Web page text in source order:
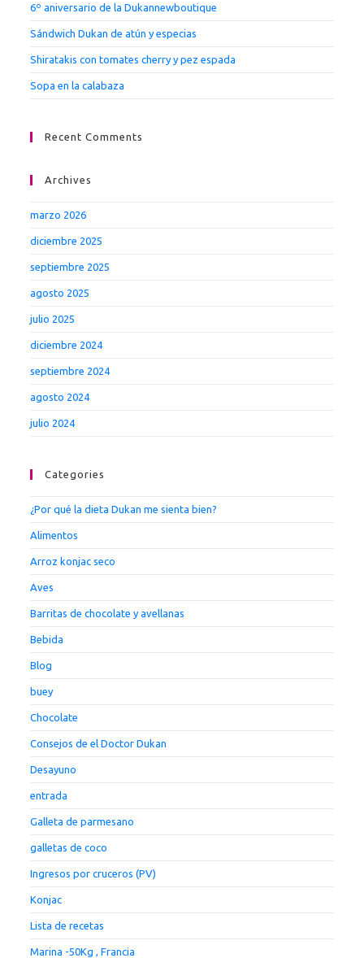
6º aniversario de la Dukannewboutique
Sándwich Dukan de atún y especias
Shiratakis con tomates cherry y pez espada
Sopa en la calabaza
Recent Comments
Archives
marzo 2026
diciembre 2025
septiembre 2025
agosto 2025
julio 2025
diciembre 2024
septiembre 2024
agosto 2024
julio 2024
Categories
¿Por qué la dieta Dukan me sienta bien?
Alimentos
Arroz konjac seco
Aves
Barritas de chocolate y avellanas
Bebida
Blog
buey
Chocolate
Consejos de el Doctor Dukan
Desayuno
entrada
Galleta de parmesano
galletas de coco
Ingresos por cruceros (PV)
Konjac
Lista de recetas
Marina -50Kg , Francia